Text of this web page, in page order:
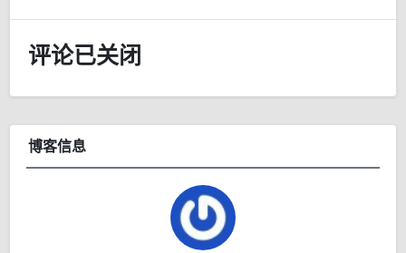
评论已关闭
博客信息